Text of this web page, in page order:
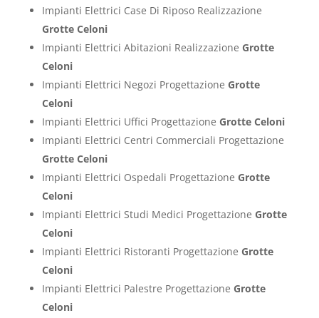
Impianti Elettrici Case Di Riposo Realizzazione
Grotte Celoni
Impianti Elettrici Abitazioni Realizzazione Grotte
Celoni
Impianti Elettrici Negozi Progettazione Grotte
Celoni
Impianti Elettrici Uffici Progettazione Grotte Celoni
Impianti Elettrici Centri Commerciali Progettazione
Grotte Celoni
Impianti Elettrici Ospedali Progettazione Grotte
Celoni
Impianti Elettrici Studi Medici Progettazione Grotte
Celoni
Impianti Elettrici Ristoranti Progettazione Grotte
Celoni
Impianti Elettrici Palestre Progettazione Grotte
Celoni